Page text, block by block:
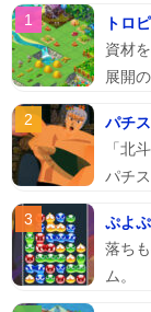
トロ
資材
展開
パチ
「北
パチ
ぷよ
落ち
ム。